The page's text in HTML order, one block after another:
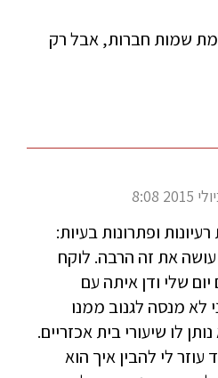
שמות חברות, אבל רק
ופתרונות בעיות:
עושה את זה הרבה. לוקח
יום שלי ודן איתה עם
לא מנסה לגנוב ממנו
לו שיעורי בית אכזריים.
לי להבין איך הוא